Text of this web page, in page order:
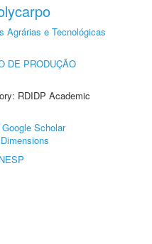
Agrárias e Tecnológicas
DE PRODUÇÃO
RDIDP Academic
Google Scholar
Dimensions